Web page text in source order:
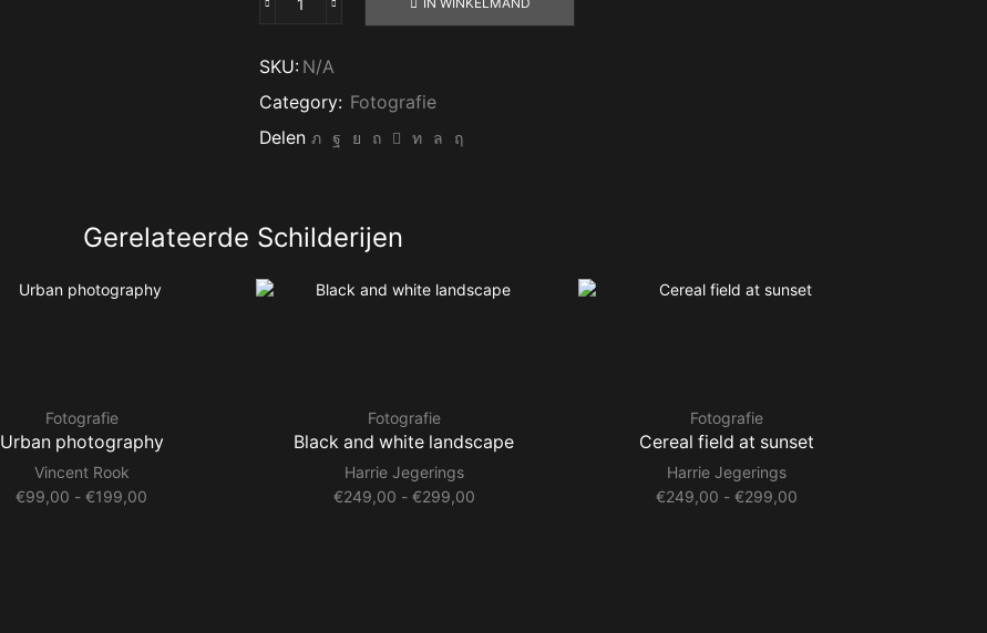
Fireplace
old
hall
01
SKU: N/A
Category: Fotografie
Delen
Gerelateerde Schilderijen
Fotografie
Urban photography
Vincent Rook
€99,00 - €199,00
Fotografie
Black and white landscape
Harrie Jegerings
€249,00 - €299,00Prijsklasse:
Fotografie
Cereal field at sunset
Harrie Jegerings
€249,00 - €299,00Prijsklasse: